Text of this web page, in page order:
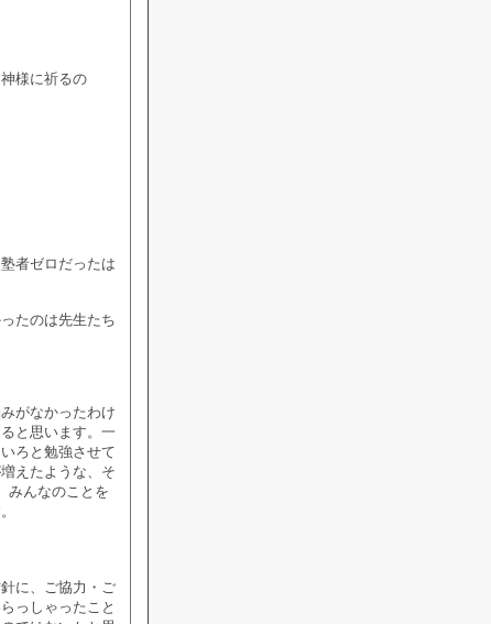
様に祈るの
者ゼロだったは
たのは先生たち
がなかったわけ
と思います。一
ろと勉強させて
えたような、そ
みんなのことを
に、ご協力・ご
っしゃったこと